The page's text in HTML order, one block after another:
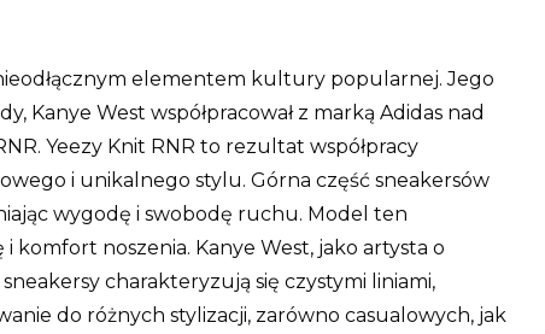
elementem kultury popularnej. Jego
West współpracował z marką Adidas nad
Yeezy Knit RNR to rezultat współpracy
i unikalnego stylu. Górna część sneakersów
wygodę i swobodę ruchu. Model ten
komfort noszenia. Kanye West, jako artysta o
charakteryzują się czystymi liniami,
do różnych stylizacji, zarówno casualowych, jak